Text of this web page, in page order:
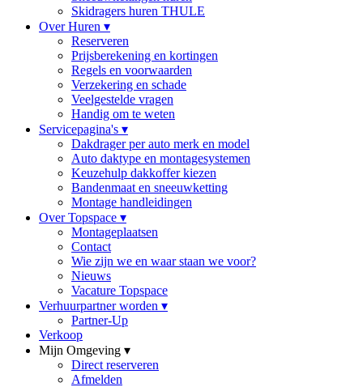
Skidragers huren THULE
Over Huren ▾
Reserveren
Prijsberekening en kortingen
Regels en voorwaarden
Verzekering en schade
Veelgestelde vragen
Handig om te weten
Servicepagina's ▾
Dakdrager per auto merk en model
Auto daktype en montagesystemen
Keuzehulp dakkoffer kiezen
Bandenmaat en sneeuwketting
Montage handleidingen
Over Topspace ▾
Montageplaatsen
Contact
Wie zijn we en waar staan we voor?
Nieuws
Vacature Topspace
Verhuurpartner worden ▾
Partner-Up
Verkoop
Mijn Omgeving ▾
Direct reserveren
Afmelden